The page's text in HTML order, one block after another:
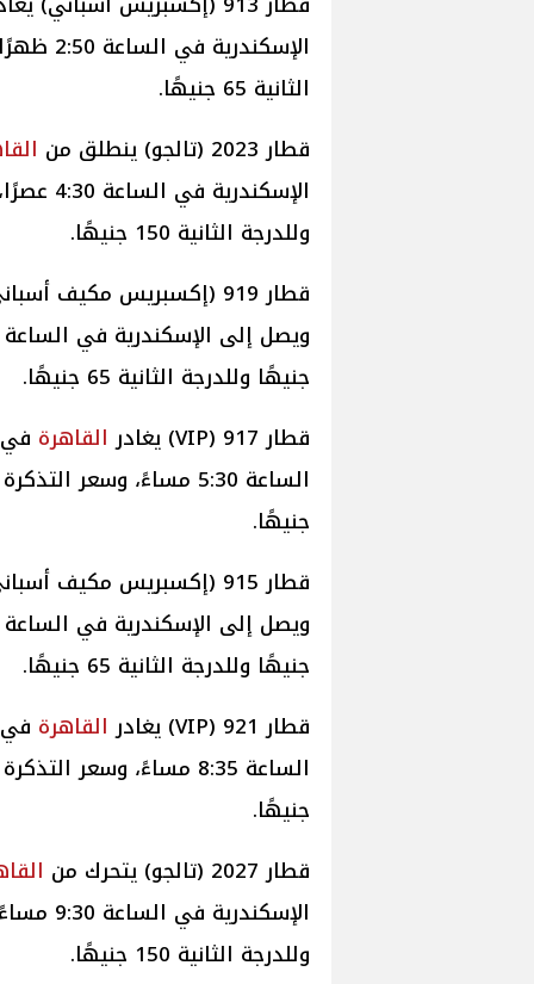
الثانية 65 جنيهًا.
قطار 2023 (تالجو) ينطلق من
وللدرجة الثانية 150 جنيهًا.
قطار 919 (إكسبريس مكيف أسباني) يتحرك من
جنيهًا وللدرجة الثانية 65 جنيهًا.
قطار 917 (VIP) يغادر
القاهرة
جنيهًا.
قطار 915 (إكسبريس مكيف أسباني) ينطلق من
جنيهًا وللدرجة الثانية 65 جنيهًا.
قطار 921 (VIP) يغادر
القاهرة
جنيهًا.
قطار 2027 (تالجو) يتحرك من
وللدرجة الثانية 150 جنيهًا.